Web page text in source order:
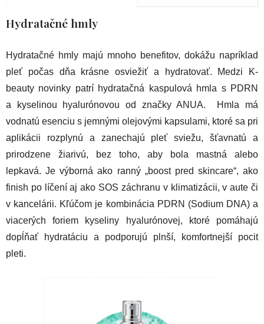
Hydratačné hmly
Hydratačné hmly majú mnoho benefitov, dokážu napríklad
pleť počas dňa krásne osviežiť a hydratovať. Medzi K-
beauty novinky patrí hydratačná kaspulová hmla s PDRN
a kyselinou hyalurónovou od značky ANUA. Hmla má
vodnatú esenciu s jemnými olejovými kapsulami, ktoré sa pri
aplikácii rozplynú a zanechajú pleť sviežu, šťavnatú a
prirodzene žiarivú, bez toho, aby bola mastná alebo
lepkavá. Je výborná ako ranný „boost pred skincare“, ako
finish po líčení aj ako SOS záchranu v klimatizácii, v aute či
v kancelárii. Kľúčom je kombinácia PDRN (Sodium DNA) a
viacerých foriem kyseliny hyalurónovej, ktoré pomáhajú
dopĺňať hydratáciu a podporujú plnší, komfortnejší pocit
pleti.